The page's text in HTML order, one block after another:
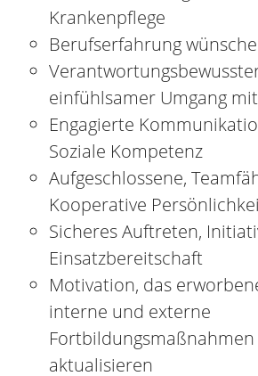
Führerschein Klasse B
Wir bieten dir:
Unbefristeter
Vergütung nach TVÖD
Betriebliche Altersvorsorge
Fahrkostenübernahme
Flexible
Kostenübernahme der
Pflichtfortbildungen
Offene und transparente
Entscheidungswege
Wertschätzendes